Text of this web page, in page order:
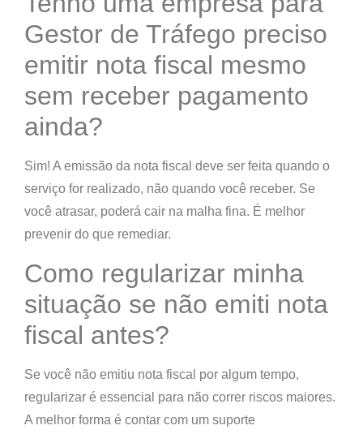
Gestor de Tráfego preciso
emitir nota fiscal mesmo
sem receber pagamento
ainda?
Sim! A emissão da nota fiscal deve ser feita quando o
serviço for realizado, não quando você receber. Se
você atrasar, poderá cair na malha fina. É melhor
prevenir do que remediar.
Como regularizar minha
situação se não emiti nota
fiscal antes?
Se você não emitiu nota fiscal por algum tempo,
regularizar é essencial para não correr riscos maiores.
A melhor forma é contar com um suporte